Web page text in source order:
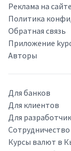
Реклама на сайте
Политика
Обратная связь
Приложение
Авторы
Для банков
Для клиентов
Для
Сотрудничество
Курсы валют в